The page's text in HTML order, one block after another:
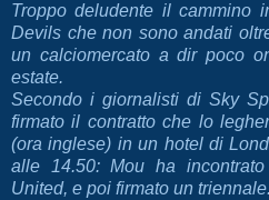
Troppo deludente il cammino
Devils che non sono andati
un calciomercato a dir poco
estate.
Secondo i giornalisti di Sky
firmato il contratto che lo
(ora inglese) in un hotel di
alle 14.50: Mou ha
United, e poi firmato un triennale.